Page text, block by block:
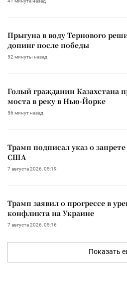
Прыгуна в воду Тернового
допинг после победы
52 минуты назад
Голый гражданин Казахстана
моста в реку в Нью-Йорке
56 минут назад
Трамп подписал указ о
США
7 августа 2026, 05:19
Трамп заявил о прогрессе в
конфликта на Украине
7 августа 2026, 05:16
Показать